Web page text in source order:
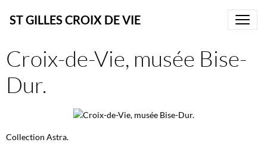
ST GILLES CROIX DE VIE
Croix-de-Vie, musée Bise-
Dur.
Collection Astra.